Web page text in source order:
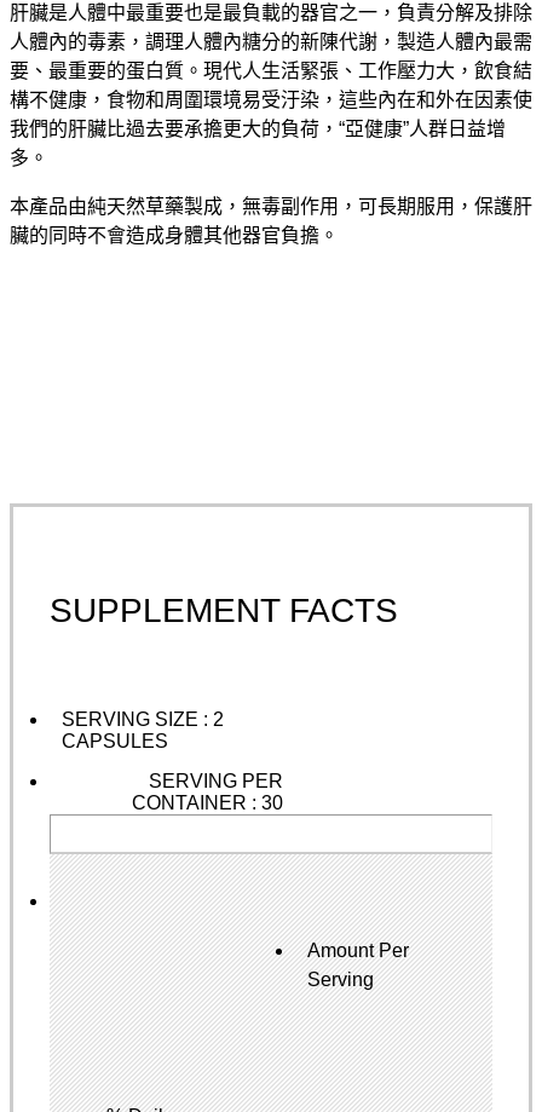
肝臟是人體中最重要也是最負載的器官之一，負責分解及排除
人體內的毒素，調理人體內糖分的新陳代謝，製造人體內最需
要、最重要的蛋白質。現代人生活緊張、工作壓力大，飲食結
構不健康，食物和周圍環境易受汙染，這些內在和外在因素使
我們的肝臟比過去要承擔更大的負荷，“亞健康”人群日益增
多。
本產品由純天然草藥製成，無毒副作用，可長期服用，保護肝
臟的同時不會造成身體其他器官負擔。
SUPPLEMENT FACTS
SERVING SIZE : 2
CAPSULES
SERVING PER
CONTAINER : 30
Amount Per
Serving